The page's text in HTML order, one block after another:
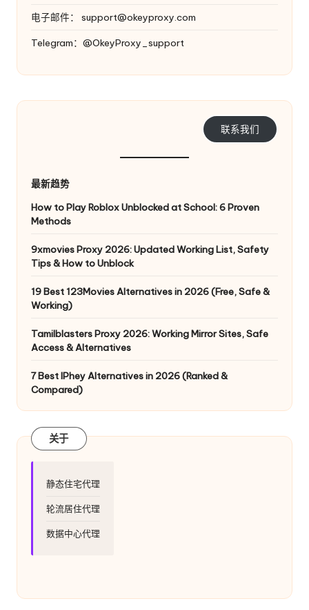
O
k
ro
电子邮件： support@okeyproxy.com
Telegram：@OkeyProxy_support
联系我们
最新趋势
How to Play Roblox Unblocked at School: 6 Proven
Methods
9xmovies Proxy 2026: Updated Working List, Safety
Tips & How to Unblock
19 Best 123Movies Alternatives in 2026 (Free, Safe &
Working)
Tamilblasters Proxy 2026: Working Mirror Sites, Safe
Access & Alternatives
7 Best IPhey Alternatives in 2026 (Ranked &
Compared)
关于
静态住宅代理
轮流居住代理
数据中心代理